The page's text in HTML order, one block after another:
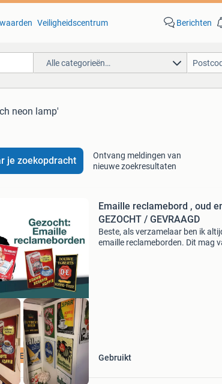
Veiligheidscentrum Berichten
Alle categorieën…
neon lamp'
je zoekopdracht
Ontvang meldingen van
nieuwe zoekresultaten
Emaille reclamebord , oud
GEZOCHT / GEVRAAGD
Beste, als verzamelaar ben ik
emaille reclameborden. Dit mag
Gebruikt